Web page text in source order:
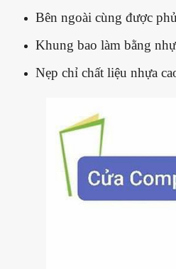
Bên ngoài cùng được
Khung bao làm bằng
Nẹp chỉ chất liệu nhựa